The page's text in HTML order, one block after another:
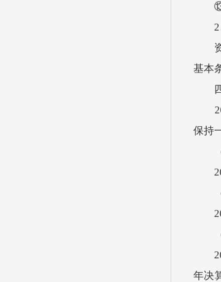
⑬对
2、
资
基本
四
保持
（
（
（
年决